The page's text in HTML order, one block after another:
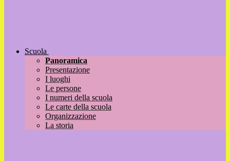
Scuola
Panoramica
Presentazione
I luoghi
Le persone
I numeri della scuola
Le carte della scuola
Organizzazione
La storia